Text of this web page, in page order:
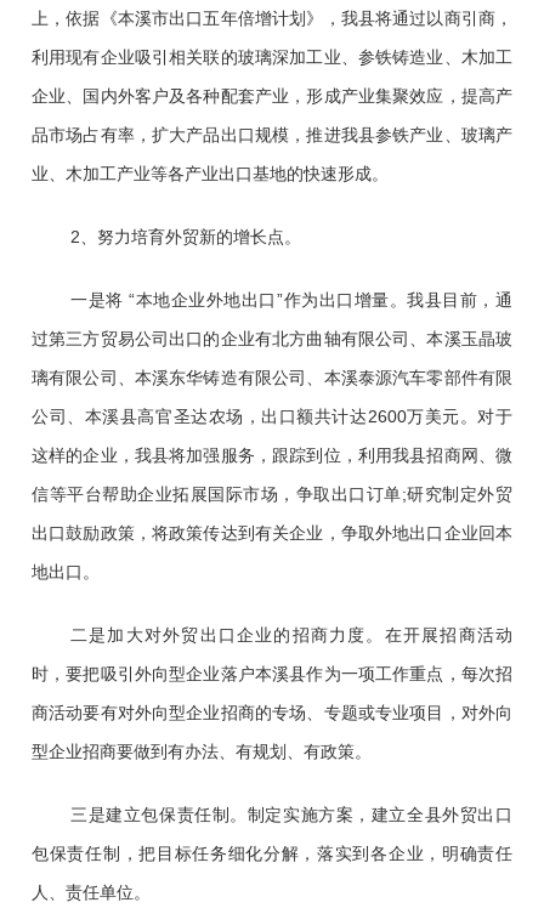
上，依据《本溪市出口五年倍增计划》，我县将通过以商引商，
利用现有企业吸引相关联的玻璃深加工业、参铁铸造业、木加工
企业、国内外客户及各种配套产业，形成产业集聚效应，提高产
品市场占有率，扩大产品出口规模，推进我县参铁产业、玻璃产
业、木加工产业等各产业出口基地的快速形成。
2、努力培育外贸新的增长点。
一是将 “本地企业外地出口”作为出口增量。我县目前，通
过第三方贸易公司出口的企业有北方曲轴有限公司、本溪玉晶玻
璃有限公司、本溪东华铸造有限公司、本溪泰源汽车零部件有限
公司、本溪县高官圣达农场，出口额共计达2600万美元。对于
这样的企业，我县将加强服务，跟踪到位，利用我县招商网、微
信等平台帮助企业拓展国际市场，争取出口订单;研究制定外贸
出口鼓励政策，将政策传达到有关企业，争取外地出口企业回本
地出口。
二是加大对外贸出口企业的招商力度。在开展招商活动
时，要把吸引外向型企业落户本溪县作为一项工作重点，每次招
商活动要有对外向型企业招商的专场、专题或专业项目，对外向
型企业招商要做到有办法、有规划、有政策。
三是建立包保责任制。制定实施方案，建立全县外贸出口
包保责任制，把目标任务细化分解，落实到各企业，明确责任
人、责任单位。